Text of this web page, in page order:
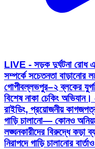
LIVE - সড়ক দুর্ঘটনা রোধ
সম্পর্কে সচেতনতা বাড়ানোর
গোপীবল্লভপুর–২ ব্লকের
বিশেষ নাকা চেকিং
রাইডিং, প্রয়োজনীয়
গাড়ি চালানো— কোনও
লঙ্ঘনকারীদের বিরুদ্ধে কড়া
নিরাপদে গাড়ি চালানোর